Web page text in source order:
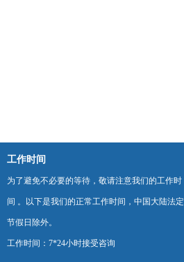
工作时间
为了避免不必要的等待，敬请注意我们的工作时
间 。以下是我们的正常工作时间，中国大陆法定
节假日除外。
工作时间：7*24小时接受咨询